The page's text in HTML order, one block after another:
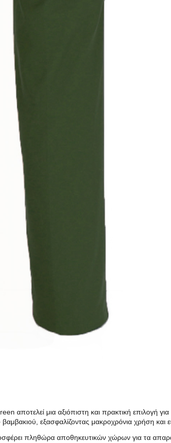
αποτελεί μια αξιόπιστη και πρακτική επιλογή
εξασφαλίζοντας μακροχρόνια χρήση και
πληθώρα αποθηκευτικών χώρων για τα